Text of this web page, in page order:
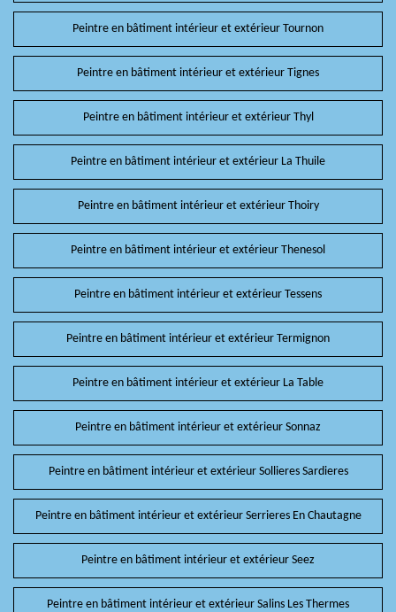
Peintre en bâtiment intérieur et extérieur Tournon
Peintre en bâtiment intérieur et extérieur Tignes
Peintre en bâtiment intérieur et extérieur Thyl
Peintre en bâtiment intérieur et extérieur La Thuile
Peintre en bâtiment intérieur et extérieur Thoiry
Peintre en bâtiment intérieur et extérieur Thenesol
Peintre en bâtiment intérieur et extérieur Tessens
Peintre en bâtiment intérieur et extérieur Termignon
Peintre en bâtiment intérieur et extérieur La Table
Peintre en bâtiment intérieur et extérieur Sonnaz
Peintre en bâtiment intérieur et extérieur Sollieres Sardieres
Peintre en bâtiment intérieur et extérieur Serrieres En Chautagne
Peintre en bâtiment intérieur et extérieur Seez
Peintre en bâtiment intérieur et extérieur Salins Les Thermes